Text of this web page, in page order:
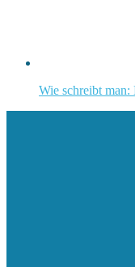
Wie schreibt